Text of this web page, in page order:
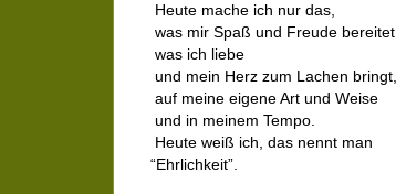
Heute mache ich nur das,
was mir Spaß und Freude bereitet,
was ich liebe
und mein Herz zum Lachen bringt,
auf meine eigene Art und Weise
und in meinem Tempo.
Heute weiß ich, das nennt man
“Ehrlichkeit”.